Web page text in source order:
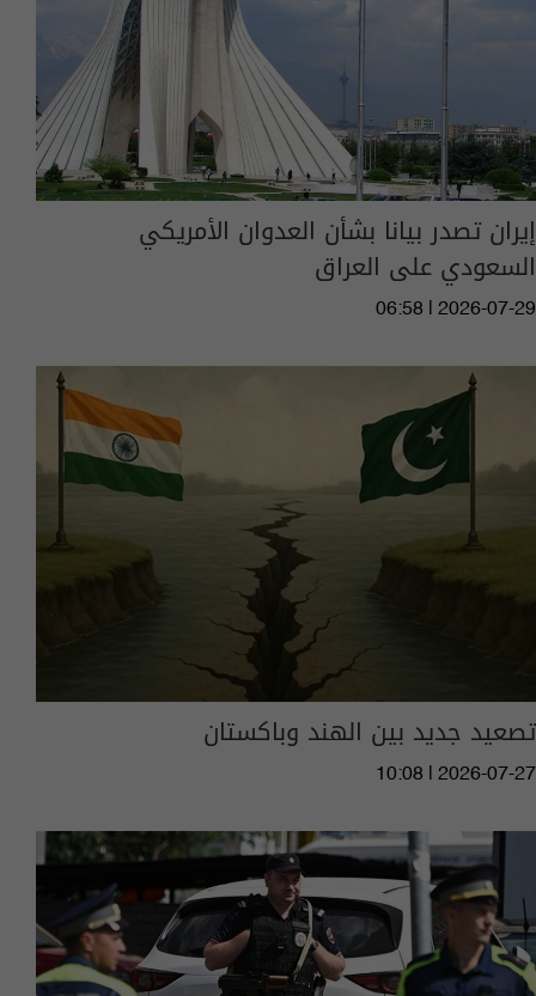
إيران تصدر بيانا بشأن العدوان الأمريكي
السعودي على العراق
06:58 | 2026-07-29
تصعيد جديد بين الهند وباكستان
10:08 | 2026-07-27